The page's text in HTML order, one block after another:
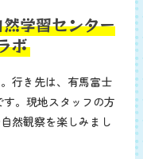
学習センター
ボ
行き先は、有馬富士
。現地スタッフの方
然観察を楽しみまし